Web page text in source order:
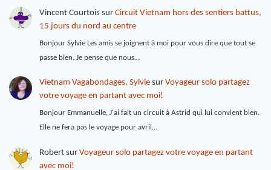
Vincent Courtoissur Circuit Vietnam hors des sentiers battus,
15 jours du nord au centre
Bonjour Sylvie Les amis se joignent à moi pour vous dire que tout se
passe bien. Je pense que nous…
Vietnam Vagabondages, Sylviesur Voyageur solo partagez
votre voyage en partant avec moi!
Bonjour Emmanuelle, J'ai fait un circuit à Astrid qui lui convient bien.
Elle ne fera pas le voyage pour avril…
Robertsur Voyageur solo partagez votre voyage en partant
avec moi!